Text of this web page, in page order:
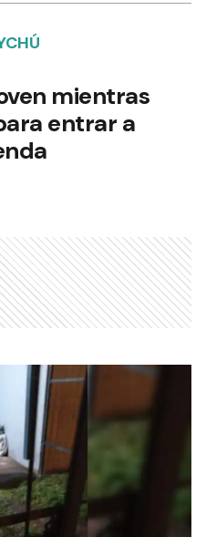
mientras
entrar a